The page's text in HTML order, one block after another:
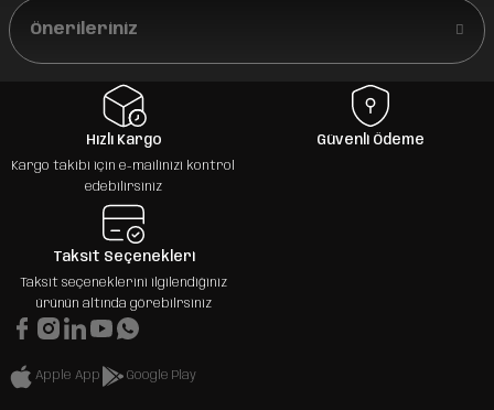
Önerileriniz
Hızlı Kargo
Kargo takibi için e-mailinizi kontrol
edebilirsiniz
Güvenli Ödeme
Taksit Seçenekleri
Taksit seçeneklerini ilgilendiğiniz
ürünün altında görebilrsiniz
Apple App Google Play